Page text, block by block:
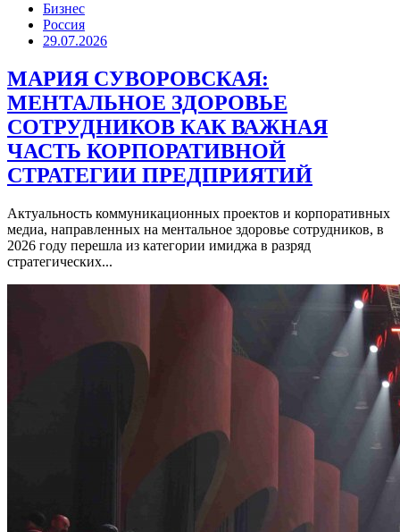
Бизнес
Россия
29.07.2026
МАРИЯ СУВОРОВСКАЯ:
МЕНТАЛЬНОЕ ЗДОРОВЬЕ
СОТРУДНИКОВ КАК ВАЖНАЯ
ЧАСТЬ КОРПОРАТИВНОЙ
СТРАТЕГИИ ПРЕДПРИЯТИЙ
Актуальность коммуникационных проектов и корпоративных
медиа, направленных на ментальное здоровье сотрудников, в
2026 году перешла из категории имиджа в разряд
стратегических...